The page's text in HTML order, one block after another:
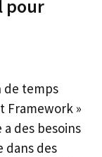
pour
de temps
Framework »
des besoins
dans des